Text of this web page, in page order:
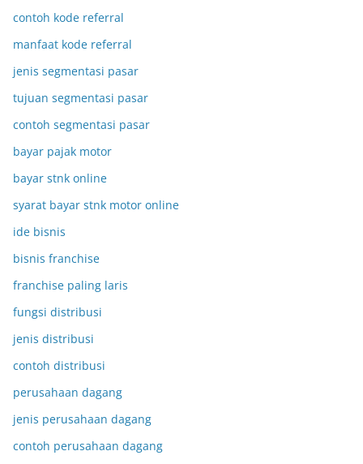
contoh kode referral
manfaat kode referral
jenis segmentasi pasar
tujuan segmentasi pasar
contoh segmentasi pasar
bayar pajak motor
bayar stnk online
syarat bayar stnk motor online
ide bisnis
bisnis franchise
franchise paling laris
fungsi distribusi
jenis distribusi
contoh distribusi
perusahaan dagang
jenis perusahaan dagang
contoh perusahaan dagang